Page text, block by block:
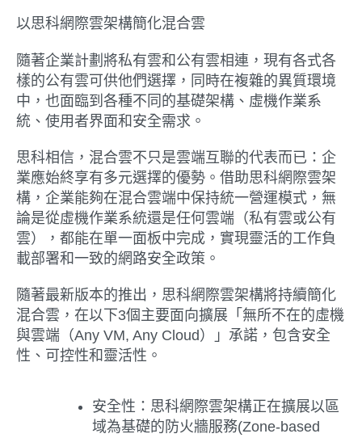
以思科網際雲架構簡化混合雲
隨著企業計劃將私有雲和公有雲相連，現有各式各
樣的公有雲可供他們選擇，同時在複雜的異質環境
中，也面臨到各種不同的基礎架構、虛機作業系
統、使用者界面和安全需求。
思科相信，混合雲不只是雲端互聯的代表而已：企
業應始終享有多元選擇的優勢。借助思科網際雲架
構，企業能夠在混合雲端中保持統一營運模式，無
論是從虛機作業系統還是任何雲端（私有雲或公有
雲），都能在單一面板中完成，實現靈活的工作負
載部署和一致的網路安全政策。
隨著最新版本的推出，思科網際雲架構將持續簡化
混合雲，在以下3個主要面向擴展「無所不在的虛機
與雲端（Any VM, Any Cloud）」承諾，包含安全
性、可控性和靈活性。
安全性 ：思科網際雲架構正在擴展以區
域為基礎的防火牆服務(Zone-based